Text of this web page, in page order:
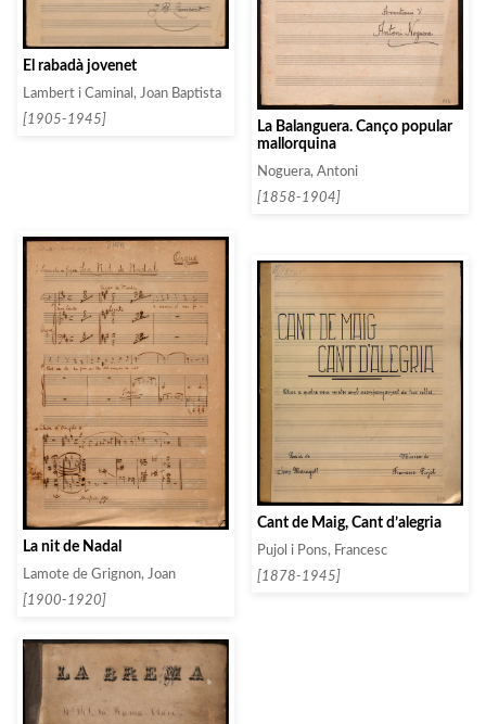
El rabadà jovenet
Lambert i Caminal, Joan Baptista
[1905-1945]
La Balanguera. Canço popular
mallorquina
Noguera, Antoni
[1858-1904]
La nit de Nadal
Lamote de Grignon, Joan
[1900-1920]
Cant de Maig, Cant d’alegria
Pujol i Pons, Francesc
[1878-1945]